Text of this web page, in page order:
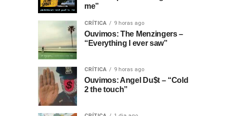
me”
CRÍTICA 9 horas ago
Ouvimos: The Menzingers –
“Everything I ever saw”
CRÍTICA 9 horas ago
Ouvimos: Angel Du$t – “Cold
2 the touch”